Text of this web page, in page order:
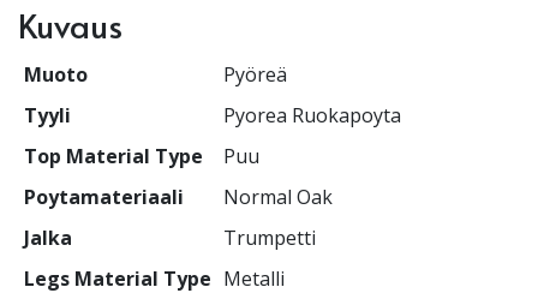
Kuvaus
Muoto
Pyöreä
Tyyli
Pyorea Ruokapoyta
Top Material Type
Puu
Poytamateriaali
Normal Oak
Jalka
Trumpetti
Legs Material Type Metalli